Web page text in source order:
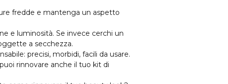
fredde e mantenga un aspetto
e luminosità. Se invece cerchi un
a secchezza.
precisi, morbidi, facili da usare.
rinnovare anche il tuo kit di